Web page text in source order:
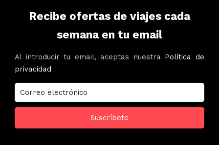
Recibe ofertas de viajes cada
semana en tu email
Al introducir tu email, aceptas nuestra Política de
privacidad